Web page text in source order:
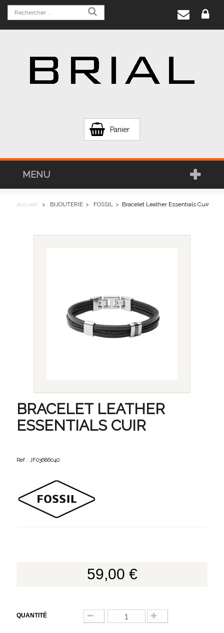
Panier
MENU
Accueil > BIJOUTERIE > FOSSIL > Bracelet Leather Essentials Cuir
BRACELET LEATHER
ESSENTIALS CUIR
Ref : JF03686040
59,00 €
QUANTITÉ